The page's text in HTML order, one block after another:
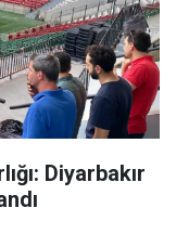
Diyarbakır